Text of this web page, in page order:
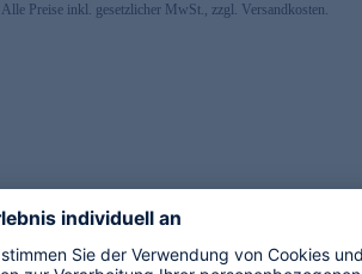
Preise inkl. gesetzlicher MwSt., zzgl. Versandkosten.